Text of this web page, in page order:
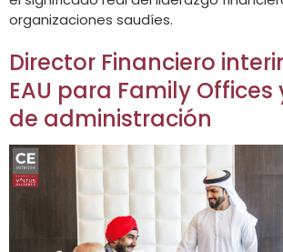
organizaciones saudíes.
Director Financiero
EAU para Family Offices
de administración